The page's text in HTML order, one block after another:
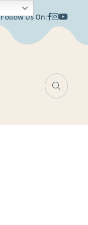
Follow Us On: